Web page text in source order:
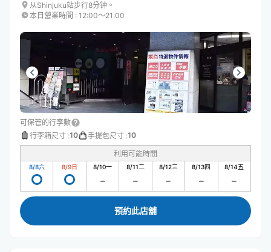
从Shinjuku站步行8分钟。
本日營業時間 : 12:00〜21:00
可保管的行李數
行李箱尺寸 :10 手提包尺寸 :10
利用可能時間
8/8六 8/9日 8/10一 8/11二 8/12三 8/13四 8/14五
預約此店舖